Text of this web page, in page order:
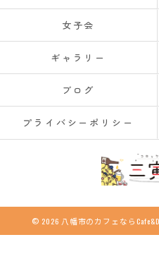
女子会
ギャラリー
ブログ
プライバシーポリシー
© 2026 八幡市のカフェなら